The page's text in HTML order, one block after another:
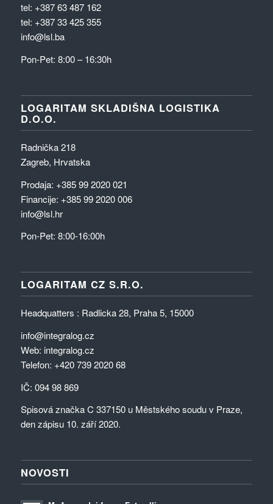
tel: +387 63 487 162
tel: +387 33 425 355
info@lsl.ba
Pon-Pet: 8:00 – 16:30h
LOGARITAM SKLADIŠNA LOGISTIKA
D.O.O.
Radnička 218
Zagreb, Hrvatska
Prodaja: +385 99 2020 021
Financije: +385 99 2020 006
info@lsl.hr
Pon-Pet: 8:00-16:00h
LOGARITAM CZ S.R.O.
Headquatters : Radlicka 28, Praha 5, 15000
info@integralog.cz
Web: integralog.cz
Telefon: +420 739 2020 68
IČ: 094 98 869
Spisová značka C 337150 u Městského soudu v Praze,
den zápisu 10. září 2020.
NOVOSTI